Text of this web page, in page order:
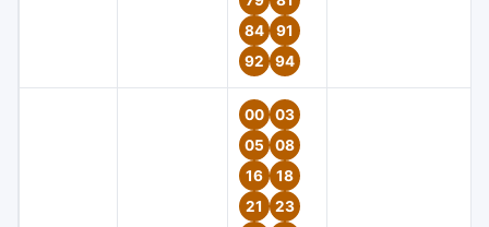
84
91
92
94
00
03
05
08
16
18
21
23